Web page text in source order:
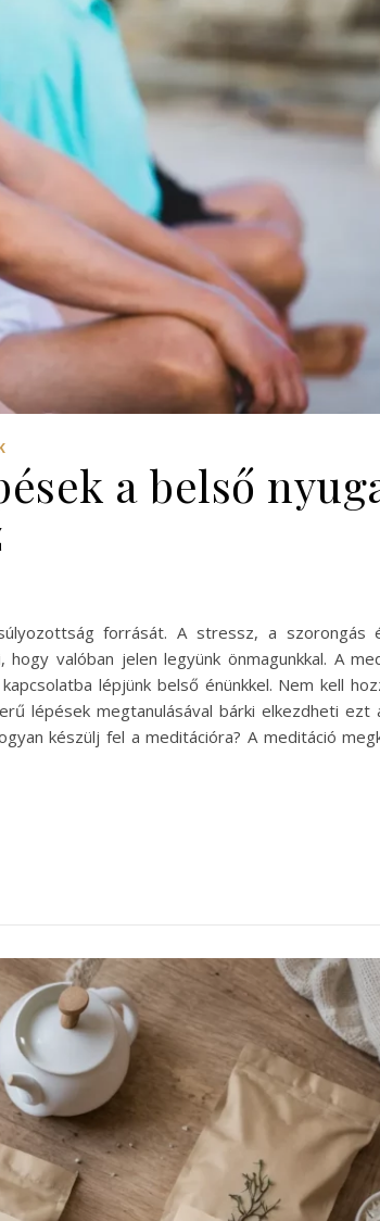
a belső
forrását. A stressz, a szorongás
valóban jelen legyünk önmagunkkal. A
lépjünk belső énünkkel. Nem kell
lépések megtanulásával bárki elkezdheti ezt
készülj fel a meditációra? A meditáció